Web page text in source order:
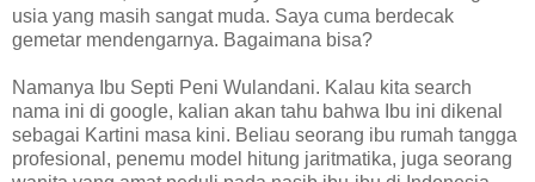
usia yang masih sangat muda. Saya cuma berdecak
gemetar mendengarnya. Bagaimana bisa?
Namanya Ibu Septi Peni Wulandani. Kalau kita search
nama ini di google, kalian akan tahu bahwa Ibu ini dikenal
sebagai Kartini masa kini. Beliau seorang ibu rumah tangga
profesional, penemu model hitung jaritmatika, juga seorang